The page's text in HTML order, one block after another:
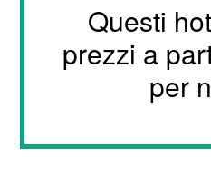
Questi
prezzi a
per